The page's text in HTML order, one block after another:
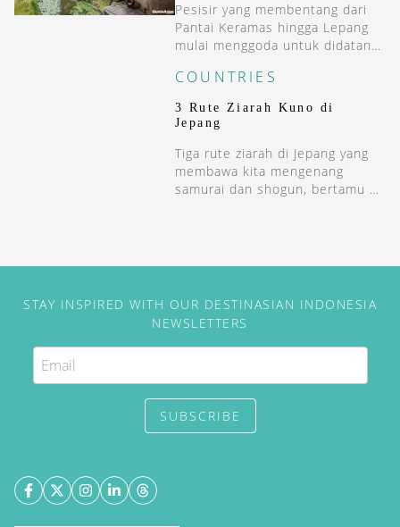
Pesisir yang membentang dari
Pantai Keramas hingga Lepang
mulai menggoda untuk didatangi
COUNTRIES
3 Rute Ziarah Kuno di
Jepang
Tiga rute ziarah di Jepang yang
membawa kita mengenang
samurai dan shogun, bertamu ke
STAY INSPIRED WITH OUR DESTINASIAN INDONESIA
NEWSLETTERS
SUBSCRIBE